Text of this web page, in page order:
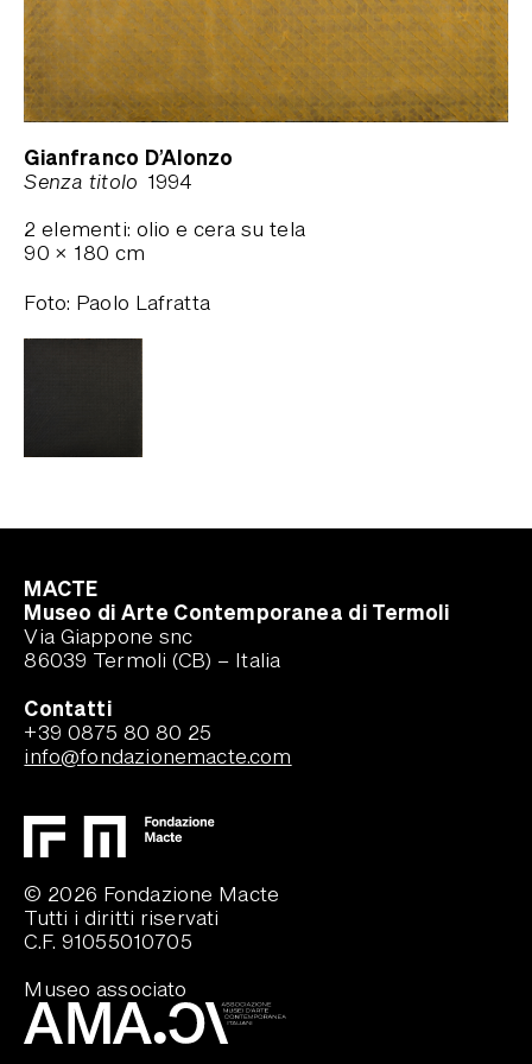
Gianfranco D’Alonzo
Senza titolo 1994
2 elementi: olio e cera su tela
90 × 180 cm
Foto: Paolo Lafratta
MACTE
Museo di Arte Contemporanea di Termoli
Via Giappone snc
86039 Termoli (CB) – Italia
Contatti
+39 0875 80 80 25
info@fondazionemacte.com
© 2026 Fondazione Macte
Tutti i diritti riservati
C.F. 91055010705
Museo associato